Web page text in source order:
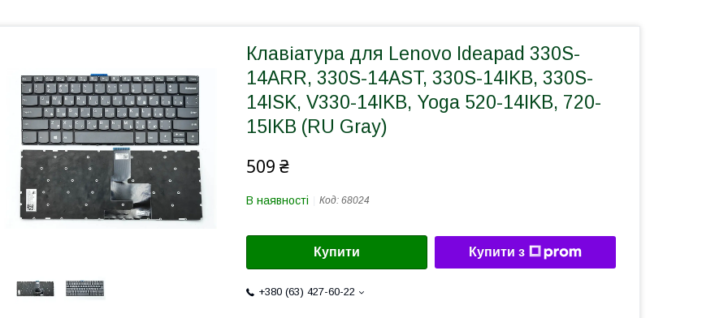
Клавіатура для Lenovo Ideapad 330S-
14ARR, 330S-14AST, 330S-14IKB, 330S-
14ISK, V330-14IKB, Yoga 520-14IKB, 720-
15IKB (RU Gray)
509 ₴
В наявності Код: 68024
Купити Купити з
+380 (63) 427-60-22